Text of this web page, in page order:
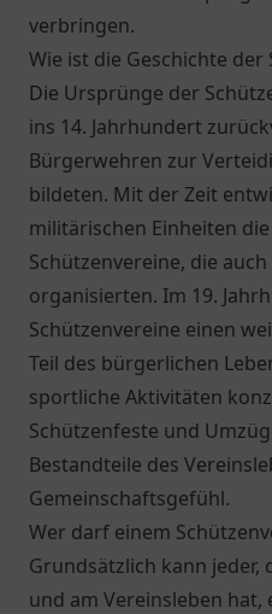
verbringen.
Wie ist die Geschichte der
Die Ursprünge der
ins 14. Jahrhundert
Bürgerwehren zur
bildeten. Mit der Zeit
militärischen Einheiten
Schützenvereine, die
organisierten. Im 19.
Schützenvereine einen
Teil des bürgerlichen
sportliche Aktivitäten
Schützenfeste und
Bestandteile des
Gemeinschaftsgefühl.
Wer darf einem
Grundsätzlich kann jeder,
und am Vereinsleben hat,